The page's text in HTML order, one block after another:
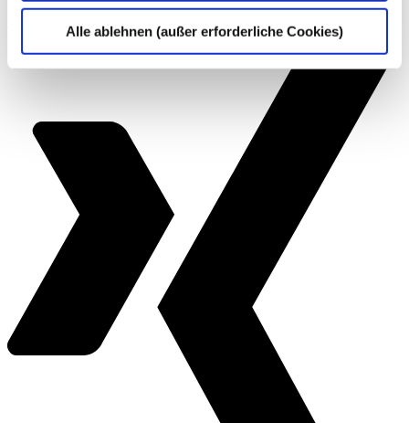
Alle ablehnen (außer erforderliche Cookies)